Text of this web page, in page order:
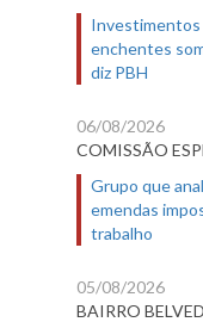
Investimentos
enchentes
diz PBH
06/08/2026
COMISSÃO
Grupo que
emendas
trabalho
05/08/2026
BAIRRO